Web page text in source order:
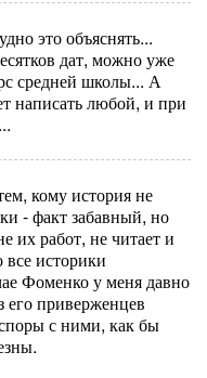
это объяснять...
дат, можно уже
средней школы... А
написать любой, и при
кому история не
- факт забавный, но
их работ, не читает и
все историки
Фоменко у меня давно
его приверженцев
с ними, как бы